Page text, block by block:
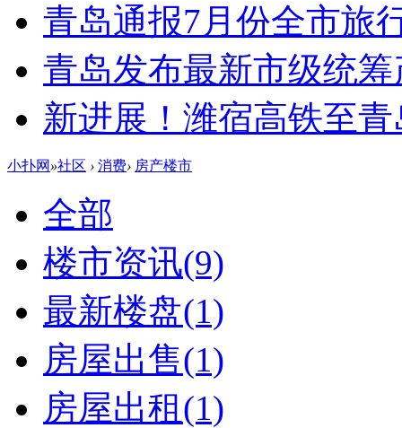
青岛通报7月份全市旅
青岛发布最新市级统
新进展！潍宿高铁至
小扑网 »社区 › 消费› 房产楼市
全部
楼市资讯(9)
最新楼盘(1)
房屋出售(1)
房屋出租(1)